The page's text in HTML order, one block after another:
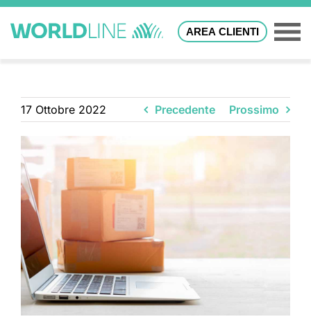
AREA CLIENTI
17 Ottobre 2022 Precedente Prossimo